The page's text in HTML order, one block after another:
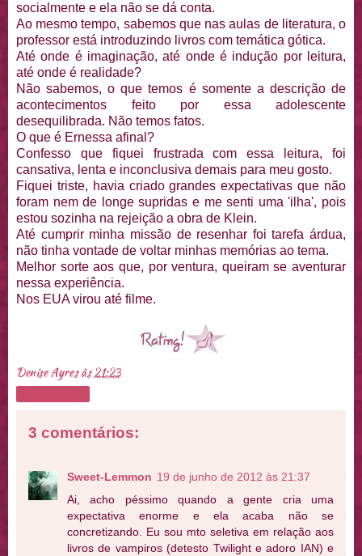
socialmente e ela não se dá conta.
Ao mesmo tempo, sabemos que nas aulas de literatura, o
professor está introduzindo livros com temática gótica.
Até onde é imaginação, até onde é indução por leitura,
até onde é realidade?
Não sabemos, o que temos é somente a descrição de
acontecimentos feito por essa adolescente
desequilibrada. Não temos fatos.
O que é Ernessa afinal?
Confesso que fiquei frustrada com essa leitura, foi
cansativa, lenta e inconclusiva demais para meu gosto.
Fiquei triste, havia criado grandes expectativas que não
foram nem de longe supridas e me senti uma 'ilha', pois
estou sozinha na rejeição a obra de Klein.
Até cumprir minha missão de resenhar foi tarefa árdua,
não tinha vontade de voltar minhas memórias ao tema.
Melhor sorte aos que, por ventura, queiram se aventurar
nessa experiência.
Nos EUA virou até filme.
Denise Ayresàs21:23
3 comentários:
Sweet-Lemmon 19 de junho de 2012 às 21:37
Ai, acho péssimo quando a gente cria uma
expectativa enorme e ela acaba não se
concretizando. Eu sou mto seletiva em relação aos
livros de vampiros (detesto Twilight e adoro IAN) e